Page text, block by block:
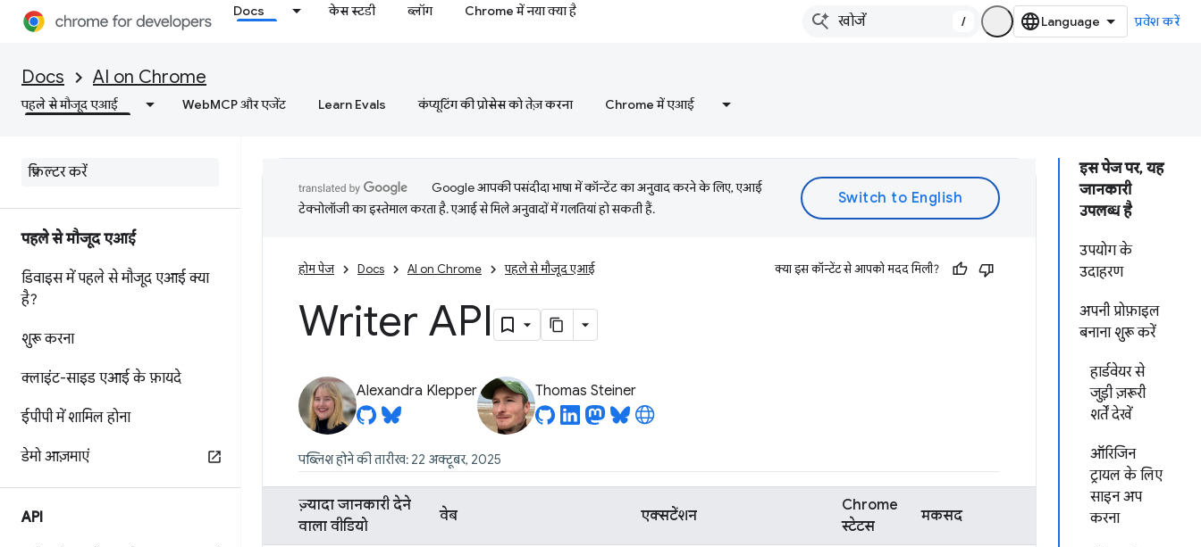
Docs केस स्टडी ब्लॉग Chrome में नया क्या है
/ प्रवेश करें
Docs AI on Chrome
पहले से मौजूद एआई WebMCP और एजेंट Learn Evals कंप्यूटिंग की प्रोसेस को तेज़ करना Chrome में एआई
पहले से मौजूद एआई
डिवाइस में पहले से मौजूद एआई क्या
है?
शुरू करना
क्लाइंट-साइड एआई के फ़ायदे
ईपीपी में शामिल होना
डेमो आज़माएं
API
इस पेज पर, यह
जानकारी
उपलब्ध है
उपयोग के
उदाहरण
अपनी प्रोफ़ाइल
बनाना शुरू करें
हार्डवेयर से
जुड़ी ज़रूरी
शर्तें देखें
ऑरिजिन
ट्रायल के लिए
साइन अप
करना
Google आपकी पसंदीदा भाषा में कॉन्टेंट का अनुवाद करने के लिए, एआई
टेक्नोलॉजी का इस्तेमाल करता है. एआई से मिले अनुवादों में गलतियां हो सकती हैं.
होम पेज Docs AI on Chrome पहले से मौजूद एआई क्या इस कॉन्टेंट से आपको मदद मिली?
Writer API
Alexandra Klepper Thomas Steiner
पब्लिश होने की तारीख: 22 अक्टूबर, 2025
ज़्यादा जानकारी देने
वाला वीडियो
वेब एक्सटेंशन
Chrome
स्टेटस
मकसद